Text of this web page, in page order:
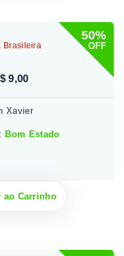
50%
OFF
Brasileira
9,00
Xavier
Bom Estado
ao Carrinho